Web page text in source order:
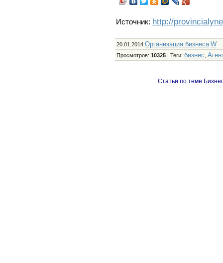
Источник: http://
20.01.2014 Организация бизнеса W
Просмотров: 10325| Теги: бизнес
Статьи по теме